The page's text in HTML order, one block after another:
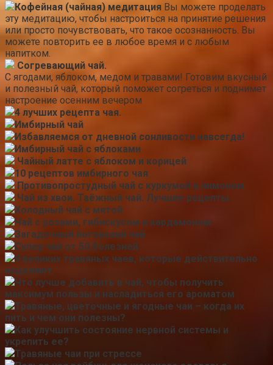
Кофейная (чайная) медитация Вы можете проделать
эту медитацию, чтобы настроиться на принятие решения
или просто почувствовать, что такое осознанность. Вы
можете повторить ее в любое время и с любым
напитком.
Согревающий чай.
С ягодами, яблоком, медом и травами! Готовим вкусный
и полезный чай, который поможет согреться и поднимет
настроение осенним вечером
4 лучших рецепта чая.
Имбирный чай
Избавляемся от дневной сонливости навсегда!
Имбирный чай с яблоками
Чайный латте с яблоком и корицей
10 рецептов имбирного чая
Противопростудный чай с куркумой и лимоном
Чай из хвои. Таёжный чай. Лучшие рецепты.
Холодный чай с мятой
Чай с розами, гибискусом и кардамоном
Загадочный йоговский чай
Супер чай от 50 болезней
9 великих травяных чаев, которые действительно
исцеляют
Что лучше добавить в чай, чтобы получить
максимум пользы и насладиться его ароматом
Травяные, цветочные и ягодные чаи – когда их
пить и чем они полезны?
Как улучшить состояние нервной системы и
укрепить ее?
Травяные чаи при стрессе